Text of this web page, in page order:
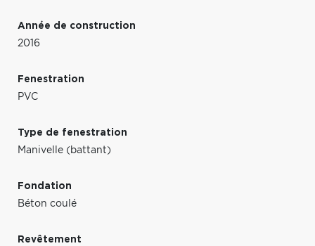
Année de construction
2016
Fenestration
PVC
Type de fenestration
Manivelle (battant)
Fondation
Béton coulé
Revêtement